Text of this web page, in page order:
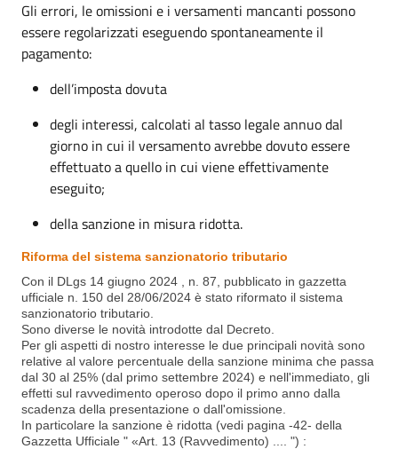
Gli errori, le omissioni e i versamenti mancanti possono
essere regolarizzati eseguendo spontaneamente il
pagamento:
dell’imposta dovuta
degli interessi, calcolati al tasso legale annuo dal
giorno in cui il versamento avrebbe dovuto essere
effettuato a quello in cui viene effettivamente
eseguito;
della sanzione in misura ridotta.
Riforma del sistema sanzionatorio tributario
Con il DLgs 14 giugno 2024 , n. 87, pubblicato in gazzetta
ufficiale n. 150 del 28/06/2024 è stato riformato il sistema
sanzionatorio tributario.
Sono diverse le novità introdotte dal Decreto.
Per gli aspetti di nostro interesse le due principali novità sono
relative al valore percentuale della sanzione minima che passa
dal 30 al 25% (dal primo settembre 2024) e nell'immediato, gli
effetti sul ravvedimento operoso dopo il primo anno dalla
scadenza della presentazione o dall'omissione.
In particolare la sanzione è ridotta (vedi pagina -42- della
Gazzetta Ufficiale " «Art. 13 (Ravvedimento) .... ") :